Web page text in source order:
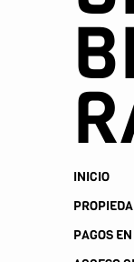
INICIO
PAGOS